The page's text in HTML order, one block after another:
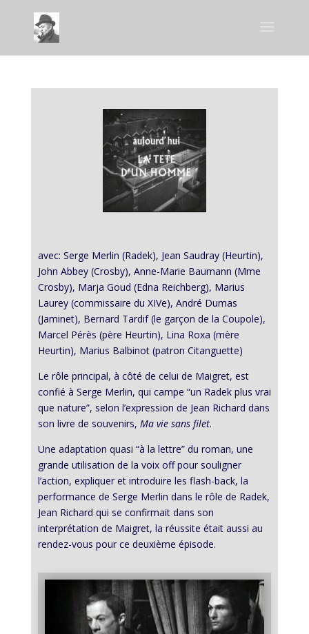
avec: Serge Merlin (Radek), Jean Saudray (Heurtin),
John Abbey (Crosby), Anne-Marie Baumann (Mme
Crosby), Marja Goud (Edna Reichberg), Marius
Laurey (commissaire du XIVe), André Dumas
(Jaminet), Bernard Tardif (le garçon de la Coupole),
Marcel Pérès (père Heurtin), Lina Roxa (mère
Heurtin), Marius Balbinot (patron Citanguette)
Le rôle principal, à côté de celui de Maigret, est
confié à Serge Merlin, qui campe “un Radek plus vrai
que nature”, selon l’expression de Jean Richard dans
son livre de souvenirs, Ma vie sans filet.
Une adaptation quasi “à la lettre” du roman, une
grande utilisation de la voix off pour souligner
l’action, expliquer et introduire les flash-back, la
performance de Serge Merlin dans le rôle de Radek,
Jean Richard qui se confirmait dans son
interprétation de Maigret, la réussite était aussi au
rendez-vous pour ce deuxième épisode.